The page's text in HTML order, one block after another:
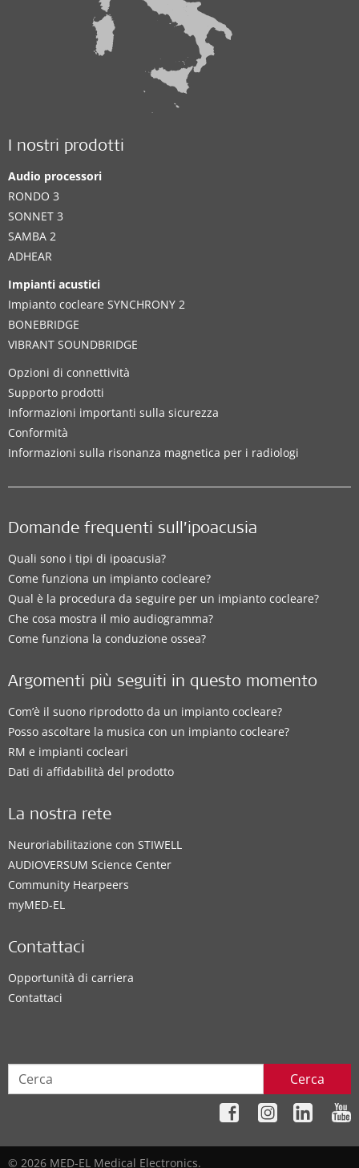
I nostri prodotti
Audio processori
RONDO 3
SONNET 3
SAMBA 2
ADHEAR
Impianti acustici
Impianto cocleare SYNCHRONY 2
BONEBRIDGE
VIBRANT SOUNDBRIDGE
Opzioni di connettività
Supporto prodotti
Informazioni importanti sulla sicurezza
Conformità
Informazioni sulla risonanza magnetica per i radiologi
Domande frequenti sull’ipoacusia
Quali sono i tipi di ipoacusia?
Come funziona un impianto cocleare?
Qual è la procedura da seguire per un impianto cocleare?
Che cosa mostra il mio audiogramma?
Come funziona la conduzione ossea?
Argomenti più seguiti in questo momento
Com’è il suono riprodotto da un impianto cocleare?
Posso ascoltare la musica con un impianto cocleare?
RM e impianti cocleari
Dati di affidabilità del prodotto
La nostra rete
Neuroriabilitazione con STIWELL
AUDIOVERSUM Science Center
Community Hearpeers
myMED‑EL
Contattaci
Opportunità di carriera
Contattaci
Cerca
© 2026 MED-EL Medical Electronics.